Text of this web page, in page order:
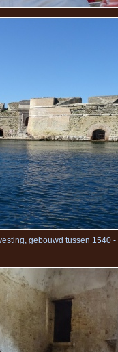
gebouwd tussen 1540 -